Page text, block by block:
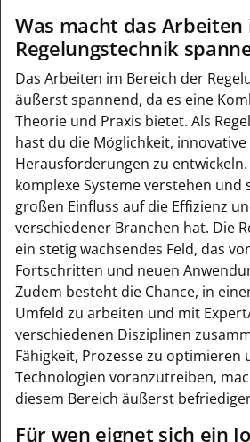
Was macht das Arbeiten
Regelungstechnik
Das Arbeiten im Bereich der
äußerst spannend, da es eine
Theorie und Praxis bietet. Als
hast du die Möglichkeit,
Herausforderungen zu
komplexe Systeme verstehen und
großen Einfluss auf die Effizienz
verschiedener Branchen hat. Die
ein stetig wachsendes Feld, das
Fortschritten und neuen
Zudem besteht die Chance, in
Umfeld zu arbeiten und mit
verschiedenen Disziplinen
Fähigkeit, Prozesse zu optimieren
Technologien voranzutreiben,
diesem Bereich äußerst
Für wen eignet sich ein